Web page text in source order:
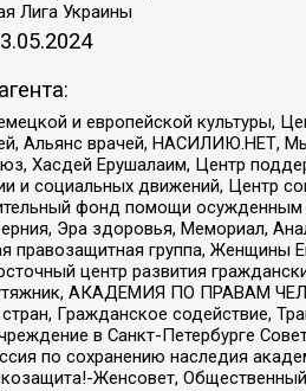
Лига Украины
и европейской культуры,
Альянс врачей, НАСИЛИЮ.НЕТ,
Хасдей Ерушалаим, Центр
и социальных движений, Центр
фонд помощи
Эра здоровья, Мемориал,
группа, Женщины
центр развития
АКАДЕМИЯ ПО ПРАВАМ
Гражданское содействие,
в Санкт-Петербурге
по сохранению наследия
Женсовет,